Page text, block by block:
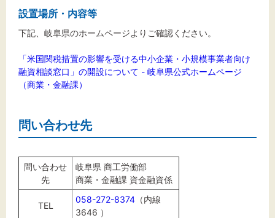
設置場所・内容等
下記、岐阜県のホームページよりご確認ください。
「米国関税措置の影響を受ける中小企業・小規模事業者向け
融資相談窓口」の開設について - 岐阜県公式ホームページ
（商業・金融課）
問い合わせ先
問い合わせ
先
岐阜県 商工労働部
商業・金融課 資金融資係
TEL
058-272-8374 （内線
3646 ）